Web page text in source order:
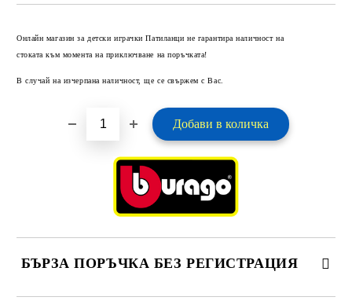
Онлайн магазин за детски играчки Патиланци не гарантира наличност на
стоката към момента на приключване на поръчката!
В случай на изчерпана наличност, ще се свържем с Вас.
БЪРЗА ПОРЪЧКА БЕЗ РЕГИСТРАЦИЯ